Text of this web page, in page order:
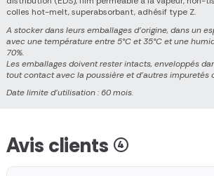
colles hot-melt, superabsorbant, adhésif type Z.
A stocker dans leurs emballages d'origine, dans un
avec une température entre 5°C et 35°C et une
70%.
Les emballages doivent rester intacts, enveloppés
tout contact avec la poussière et d'autres impuretés
Date limite d'utilisation : 60 mois.
Avis clients (4)